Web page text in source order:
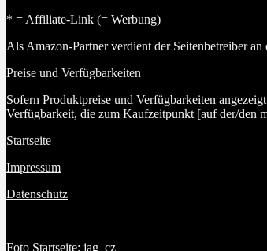
* = Affiliate-Link (= Werbung)
Als Amazon-Partner verdient der Seitenbetreiber
Preise und Verfügbarkeiten
Sofern Produktpreise und Verfügbarkeiten
Verfügbarkeit, die zum Kaufzeitpunkt [auf der/den
Startseite
Impressum
Datenschutz
Foto Startseite: jag_cz